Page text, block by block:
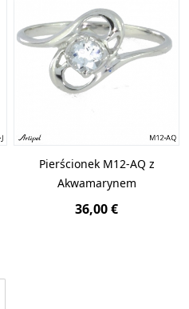
Pierścionek M12-AQ z
Akwamarynem
36,00 €